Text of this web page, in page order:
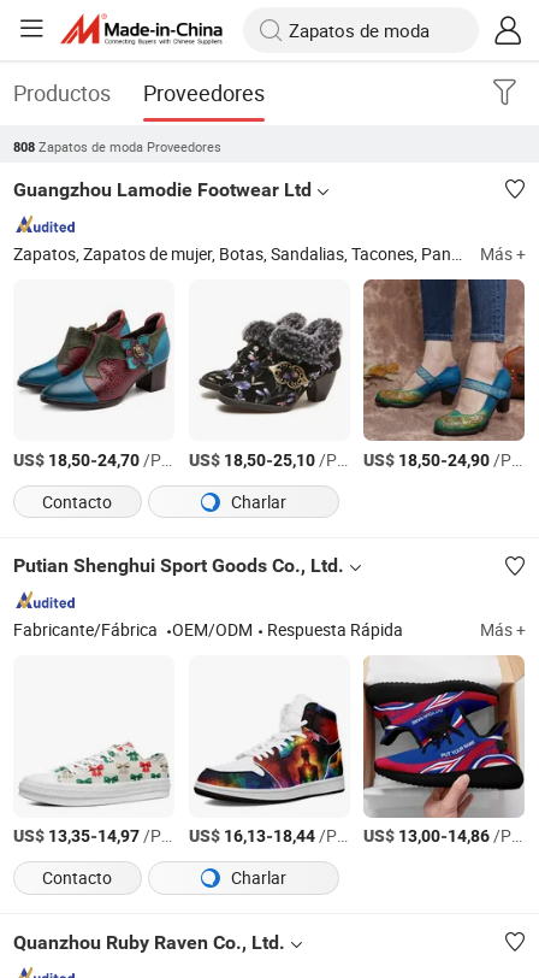
Productos Proveedores
808 Zapatos de moda Proveedores
Guangzhou Lamodie Footwear Ltd
Zapatos, Zapatos de mujer, Botas, Sandalias, Tacones, Pantuflas, Zuecos, Planos Más +
US$ 18,50-24,70/Par US$ 18,50-25,10/Par US$ 18,50-24,90/Par
Contacto
Charlar
Putian Shenghui Sport Goods Co., Ltd.
Fabricante/Fábrica OEM/ODM Respuesta Rápida Más +
US$ 13,35-14,97/Par US$ 16,13-18,44/Par US$ 13,00-14,86/Par
Contacto
Charlar
Quanzhou Ruby Raven Co., Ltd.